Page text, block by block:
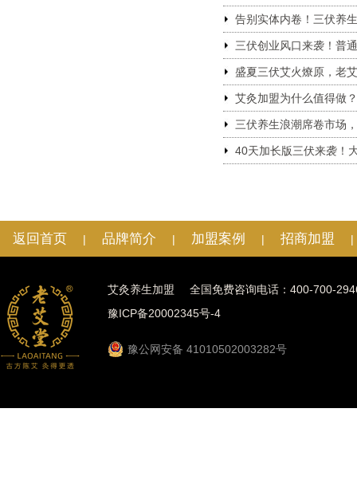
告别实体内卷！三伏养
三伏创业风口来袭！普
盛夏三伏艾火燎原，老
艾灸加盟为什么值得做
三伏养生浪潮席卷市场
40天加长版三伏来袭！
返回首页 | 品牌简介 | 加盟案例 | 招商加盟 |
艾灸养生加盟
全国免费咨询电话：400-700-
豫ICP备20002345号-4
豫公网安备 41010502003282号